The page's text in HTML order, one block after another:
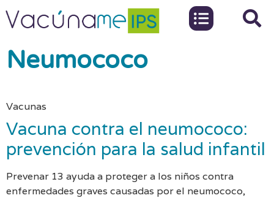
Neumococo
Vacunas
Vacuna contra el neumococo:
prevención para la salud infantil
Prevenar 13 ayuda a proteger a los niños contra
enfermedades graves causadas por el neumococo,